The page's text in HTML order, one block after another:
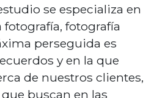
se especializa en
fotografía
perseguida es
y en la que
de nuestros clientes,
buscan en las